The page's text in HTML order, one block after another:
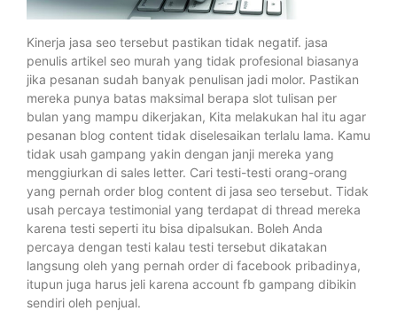
Kinerja jasa seo tersebut pastikan tidak negatif. jasa
penulis artikel seo murah yang tidak profesional biasanya
jika pesanan sudah banyak penulisan jadi molor. Pastikan
mereka punya batas maksimal berapa slot tulisan per
bulan yang mampu dikerjakan, Kita melakukan hal itu agar
pesanan blog content tidak diselesaikan terlalu lama. Kamu
tidak usah gampang yakin dengan janji mereka yang
menggiurkan di sales letter. Cari testi-testi orang-orang
yang pernah order blog content di jasa seo tersebut. Tidak
usah percaya testimonial yang terdapat di thread mereka
karena testi seperti itu bisa dipalsukan. Boleh Anda
percaya dengan testi kalau testi tersebut dikatakan
langsung oleh yang pernah order di facebook pribadinya,
itupun juga harus jeli karena account fb gampang dibikin
sendiri oleh penjual.